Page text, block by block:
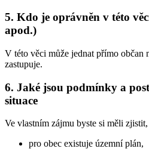
5. Kdo je oprávněn v této
apod.)
V této věci může jednat přímo občan
zastupuje.
6. Jaké jsou podmínky a
situace
Ve vlastním zájmu byste si měli zjistit,
pro obec existuje územní plán,